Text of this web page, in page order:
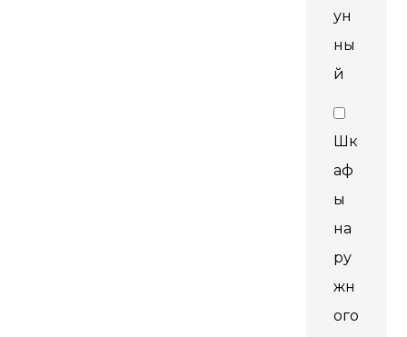
ун
ны
й
Шк
аф
ы
на
ру
жн
ого